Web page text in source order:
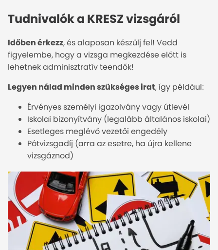
Tudnivalók a KRESZ vizsgáról
Időben érkezz, és alaposan készülj fel! Vedd
figyelembe, hogy a vizsga megkezdése előtt is
lehetnek adminisztratív teendők!
Legyen nálad minden szükséges irat, így például:
Érvényes személyi igazolvány vagy útlevél
Iskolai bizonyítvány (legalább általános iskolai)
Esetleges meglévő vezetői engedély
Pótvizsgadíj (arra az esetre, ha újra kellene
vizsgáznod)